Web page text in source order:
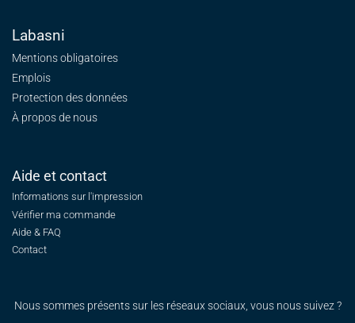
Labasni
Mentions obligatoires
Emplois
Protection des données
À propos de nous
Aide et contact
Informations sur l'impression
Vérifier ma commande
Aide & FAQ
Contact
Nous sommes présents sur les réseaux sociaux, vous nous suivez ?